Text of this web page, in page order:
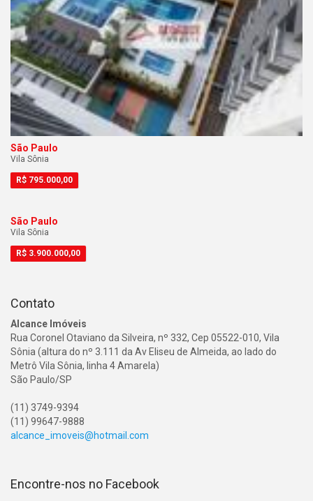
São Paulo
Vila Sônia
R$ 795.000,00
São Paulo
Vila Sônia
R$ 3.900.000,00
Contato
Alcance Imóveis
Rua Coronel Otaviano da Silveira, nº 332, Cep 05522-010, Vila
Sônia (altura do nº 3.111 da Av Eliseu de Almeida, ao lado do
Metrô Vila Sônia, linha 4 Amarela)
São Paulo/SP
(11) 3749-9394
(11) 99647-9888
alcance_imoveis@hotmail.com
Encontre-nos no Facebook